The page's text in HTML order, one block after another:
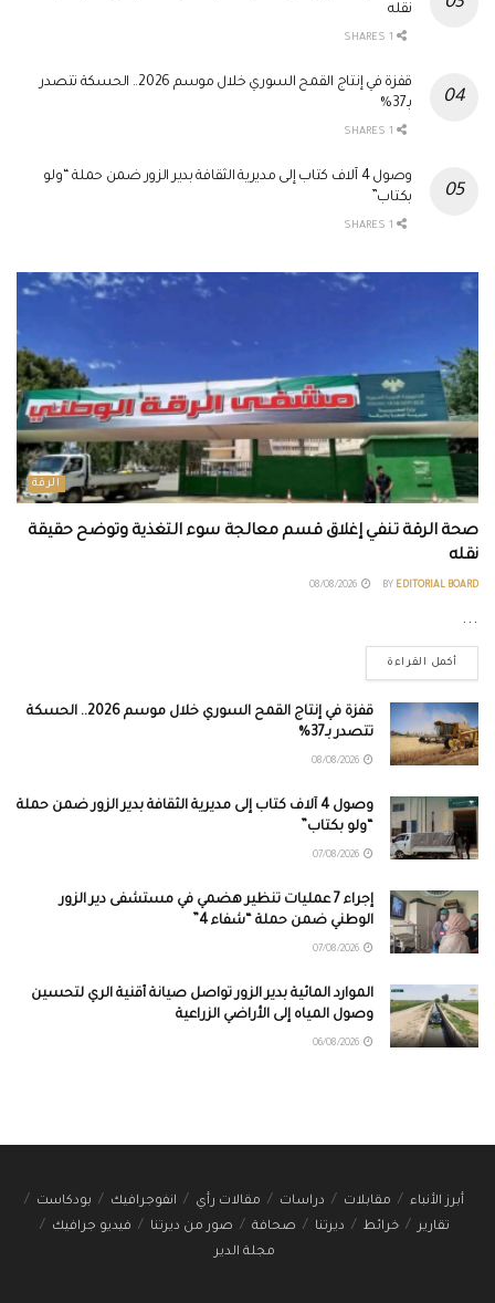
نقله
قفزة في إنتاج القمح السوري خلال موسم 2026.. الحسكة تتصدر
بـ37%
وصول 4 آلاف كتاب إلى مديرية الثقافة بدير الزور ضمن حملة “ولو
بكتاب”
الرقة
صحة الرقة تنفي إغلاق قسم معالجة سوء التغذية وتوضح حقيقة
نقله
BY EDITORIAL BOARD
...
أكمل القراءة
قفزة في إنتاج القمح السوري خلال موسم 2026.. الحسكة
تتصدر بـ37%
وصول 4 آلاف كتاب إلى مديرية الثقافة بدير الزور ضمن حملة
“ولو بكتاب”
إجراء 7 عمليات تنظير هضمي في مستشفى دير الزور
الوطني ضمن حملة “شفاء 4”
الموارد المائية بدير الزور تواصل صيانة أقنية الري لتحسين
وصول المياه إلى الأراضي الزراعية
أبرز الأنباء مقابلات دراسات مقالات رأي انفوجرافيك
بودكاست
تقارير
خرائط ديرتنا صحافة صور من ديرتنا
فيديو جرافيك
مجلة الدير